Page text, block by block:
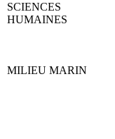
SCIENCES
HUMAINES
MILIEU MARIN